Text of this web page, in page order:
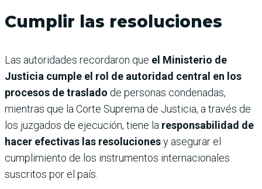
Cumplir las resoluciones
Las autoridades recordaron que el Ministerio de
Justicia cumple el rol de autoridad central en los
procesos de traslado de personas condenadas,
mientras que la Corte Suprema de Justicia, a través de
los juzgados de ejecución, tiene la responsabilidad de
hacer efectivas las resolucionesy asegurar el
cumplimiento de los instrumentos internacionales
suscritos por el país.